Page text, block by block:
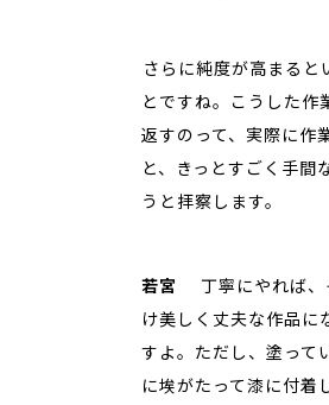
――さらに純度が高まると
とですね。こうした作
返すのって、実際に作
と、きっとすごく手間
うと拝察します。
若宮
丁寧にやれば
け美しく丈夫な作品に
すよ。ただし、塗って
に埃がたって漆に付着